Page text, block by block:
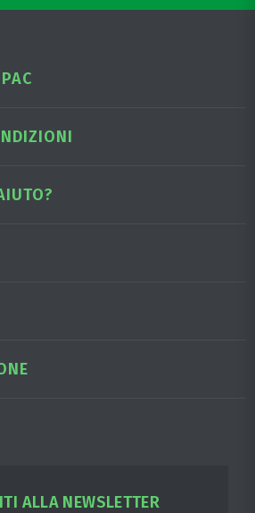
ALLA NEWSLETTER